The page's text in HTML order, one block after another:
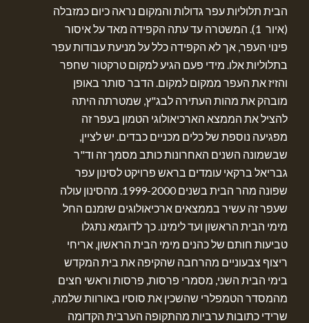
הבית תלוליות עפר גדולות והמקום נראה כיום כמזבלה
(איור 1). המשטרה עד עתה הקפידה מאד על איסור
פינוי העפר, אך לא הקפידה כלל על מניעת עבודות עפר
בתלוליות אלו. מידי פעם הגיע למקום טרקטור שחפר
והזיז את העפר ממקום למקום. הדבר סותר באופן
מובהק את מהות העתירה לבג"ץ, שמטרתה היתה
להציל את הממצא הארכיאולוגי הטמון בעפר זה
מפגיעה נוספת של כלים מכניים כבדים. יש לציין,
שבשמונה השנים האחרונות כותב מסמך זה וד"ר
גבריאל ברקאי עומדים בראש פרויקט לסינון עפר
שפונה מהר הבית בשנים 1999-2000. מהסינון עולה
שעפר זה עשיר בממצאים ארכיאולוגים שזמנם החל
מימי הבית הראשון ועד לימינו. כך לדוגמא נתגלו
טביעות חותם של כהנים מימי הבית הראשון, אריחי
ריצוף צבעוניים מהרחבה שהקיפה את בית המקדש
בימי הבית השני, מסמרי פרסות, פרסות וראשי חצים
מהמסדר הטמפלרי שהשכין את סוסיו באורוות שלמה,
שרידי כתובות ערביות מהתקופה הערבית הקדומה